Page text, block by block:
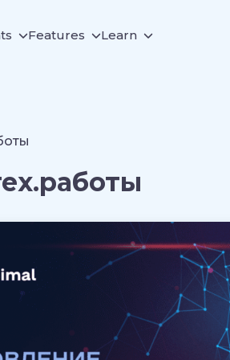
Features Learn